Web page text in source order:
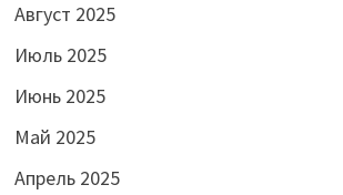
Август 2025
Июль 2025
Июнь 2025
Май 2025
Апрель 2025